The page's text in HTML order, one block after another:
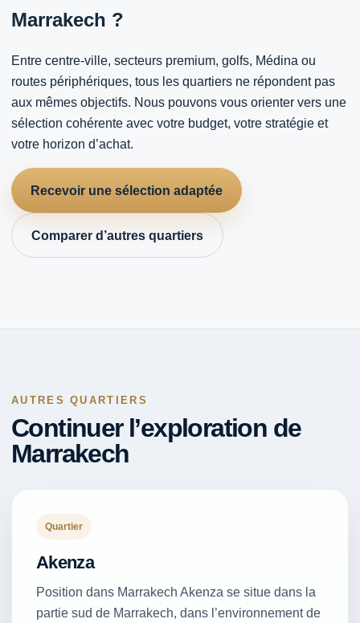
Marrakech ?
Entre centre-ville, secteurs premium, golfs, Médina ou
routes périphériques, tous les quartiers ne répondent pas
aux mêmes objectifs. Nous pouvons vous orienter vers une
sélection cohérente avec votre budget, votre stratégie et
votre horizon d’achat.
Recevoir une sélection adaptée
Comparer d’autres quartiers
AUTRES QUARTIERS
Continuer l’exploration de
Marrakech
Quartier
Akenza
Position dans Marrakech Akenza se situe dans la
partie sud de Marrakech, dans l’environnement de